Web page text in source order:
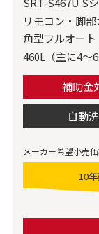
リモコン・脚
角型フルオート
460L（主に4～6
補助金
自動
メーカー希望小売
10